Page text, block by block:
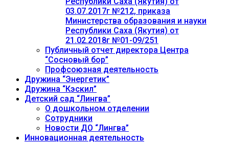
03.07.2017г №212, приказа
Министерства образования и науки
Республики Саха (Якутия) от
21.02.2018г №01-09/251
Публичный отчет директора Центра
“Сосновый бор”
Профсоюзная деятельность
Дружина “Энергетик”
Дружина “Кэскил”
Детский сад “Лингва”
О дошкольном отделении
Сотрудники
Новости ДО “Лингва”
Инновационная деятельность